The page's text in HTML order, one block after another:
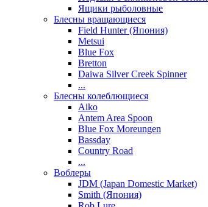
Ящики рыболовные
Блесны вращающиеся
Field Hunter (Япония)
Metsui
Blue Fox
Bretton
Daiwa Silver Creek Spinner
...
Блесны колеблющиеся
Aiko
Antem Area Spoon
Blue Fox Moreungen
Bassday
Country Road
...
Воблеры
JDM (Japan Domestic Market)
Smith (Япония)